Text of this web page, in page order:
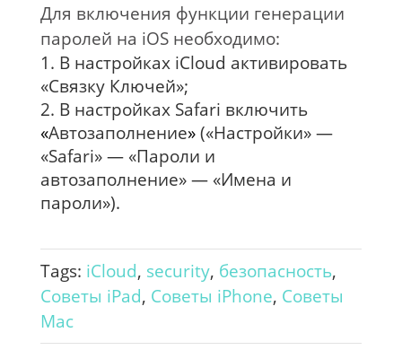
Для включения функции генерации
паролей на iOS необходимо:
В настройках iCloud активировать
«Связку Ключей»;
В настройках Safari включить
«Автозаполнение»(«Настройки» —
«Safari» — «Пароли и
автозаполнение» — «Имена и
пароли»).
Tags: iCloud, security, безопасность,
Советы iPad, Советы iPhone, Советы
Mac